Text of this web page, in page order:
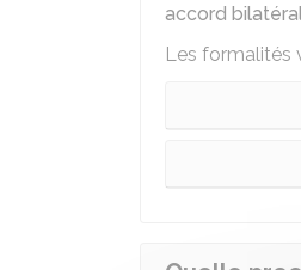
accord
Les formalités